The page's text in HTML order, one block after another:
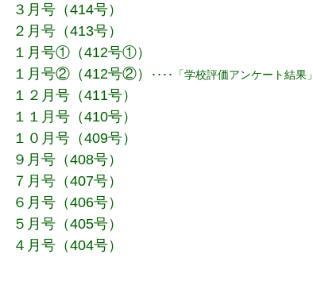
３月号（414号）
２月号（413号）
１月号①（412号①）
１月号②（412号②）
････「学校評価アンケート結果」
１２月号（411号）
１１月号（410号）
１０月号（409号）
９月号（408号）
７月号（407号）
６月号（406号）
５月号（405号）
４月号（404号）